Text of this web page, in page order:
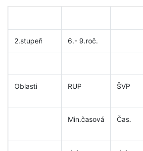
2.stupeň 6.- 9.roč.
Oblasti RUP ŠVP
Min.časová Čas.